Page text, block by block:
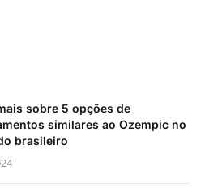
sobre 5 opções de
similares ao Ozempic no
brasileiro